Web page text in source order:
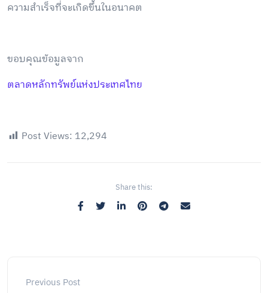
ความสำเร็จที่จะเกิดขึ้นในอนาคต
ขอบคุณข้อมูลจาก
ตลาดหลักทรัพย์แห่งประเทศไทย
Post Views: 12,294
Share this:
Previous Post